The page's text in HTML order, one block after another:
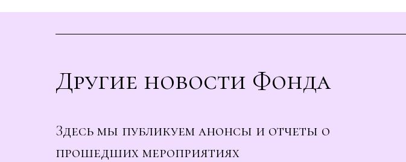
Другие новости Фонда
Здесь мы публикуем анонсы и отчеты о
прошедших мероприятиях